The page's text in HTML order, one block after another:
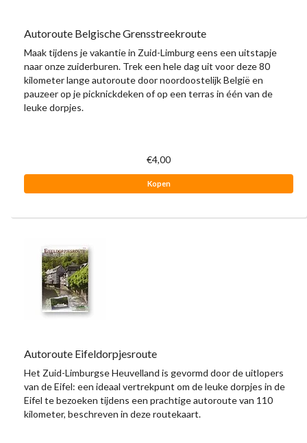
Autoroute Belgische Grensstreekroute
Maak tijdens je vakantie in Zuid-Limburg eens een uitstapje
naar onze zuiderburen. Trek een hele dag uit voor deze 80
kilometer lange autoroute door noordoostelijk België en
pauzeer op je picknickdeken of op een terras in één van de
leuke dorpjes.
€4,00
Kopen
Autoroute Eifeldorpjesroute
Het Zuid-Limburgse Heuvelland is gevormd door de uitlopers
van de Eifel: een ideaal vertrekpunt om de leuke dorpjes in de
Eifel te bezoeken tijdens een prachtige autoroute van 110
kilometer, beschreven in deze routekaart.